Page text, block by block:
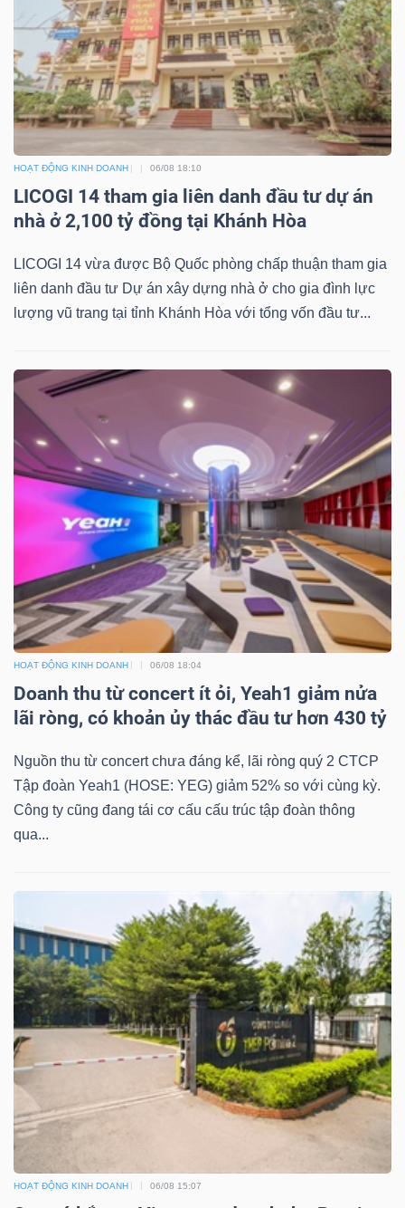
HOẠT ĐỘNG KINH DOANH 06/08 18:10
LICOGI 14 tham gia liên danh đầu tư dự án
nhà ở 2,100 tỷ đồng tại Khánh Hòa
LICOGI 14 vừa được Bộ Quốc phòng chấp thuận tham gia
liên danh đầu tư Dự án xây dựng nhà ở cho gia đình lực
lượng vũ trang tại tỉnh Khánh Hòa với tổng vốn đầu tư...
HOẠT ĐỘNG KINH DOANH 06/08 18:04
Doanh thu từ concert ít ỏi, Yeah1 giảm nửa
lãi ròng, có khoản ủy thác đầu tư hơn 430 tỷ
Nguồn thu từ concert chưa đáng kể, lãi ròng quý 2 CTCP
Tập đoàn Yeah1 (HOSE: YEG) giảm 52% so với cùng kỳ.
Công ty cũng đang tái cơ cấu cấu trúc tập đoàn thông
qua...
HOẠT ĐỘNG KINH DOANH 06/08 15:07
TRÁI
PHIẾU
CÔNG
CỤ
ĐẦU
DỮ
Ngành
SECTOR
NGUYÊN
VẬT
CÔNG
NGHIỆP
TIÊU
DÙNG
THIẾT